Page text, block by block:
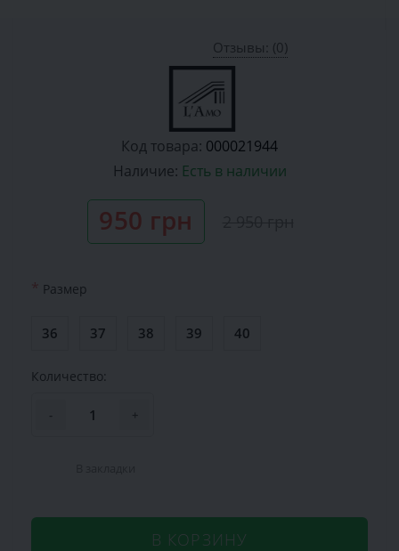
Отзывы: (0)
Код товара: 000021944
Наличие: Есть в наличии
950 грн
* Размер
36 37 38 39 40
Количество:
- +
В КОРЗИНУ